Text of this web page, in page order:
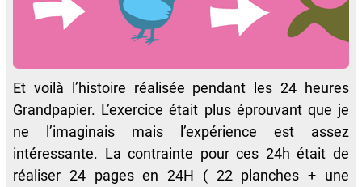
Et voilà l’histoire réalisée pendant les 24 heures
Grandpapier. L’exercice était plus éprouvant que je
ne l’imaginais mais l’expérience est assez
intéressante. La contrainte pour ces 24h était de
réaliser 24 pages en 24H ( 22 planches + une